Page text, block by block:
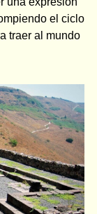
el ciclo
traer al mundo